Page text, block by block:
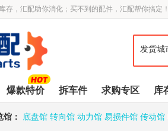
存，汇配助你消化；买不到的配件，汇配帮你搞定！
爆款特价 拆车件 求购专区 库
馆： 底盘馆 转向馆 动力馆 易损件馆 传动馆